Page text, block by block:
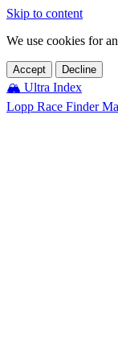
Skip to content
We use cookies for
Accept Decline
🏔️ Ultra Index
Lopp Race Finder